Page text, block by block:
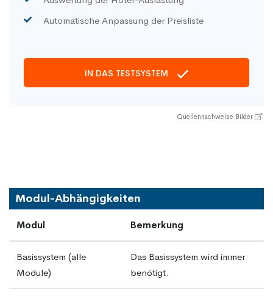
Automatische Anpassung der Preisliste
IN DAS TESTSYSTEM
Quellennachweise Bilder
Modul-Abhängigkeiten
Modul Bemerkung
Basissystem (alle
Module)
Das Basissystem wird immer
benötigt.